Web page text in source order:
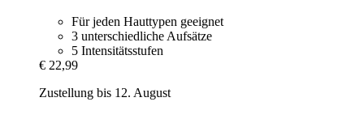
Für jeden Hauttypen geeignet
3 unterschiedliche Aufsätze
5 Intensitätsstufen
€ 22,99
Zustellung bis 12. August